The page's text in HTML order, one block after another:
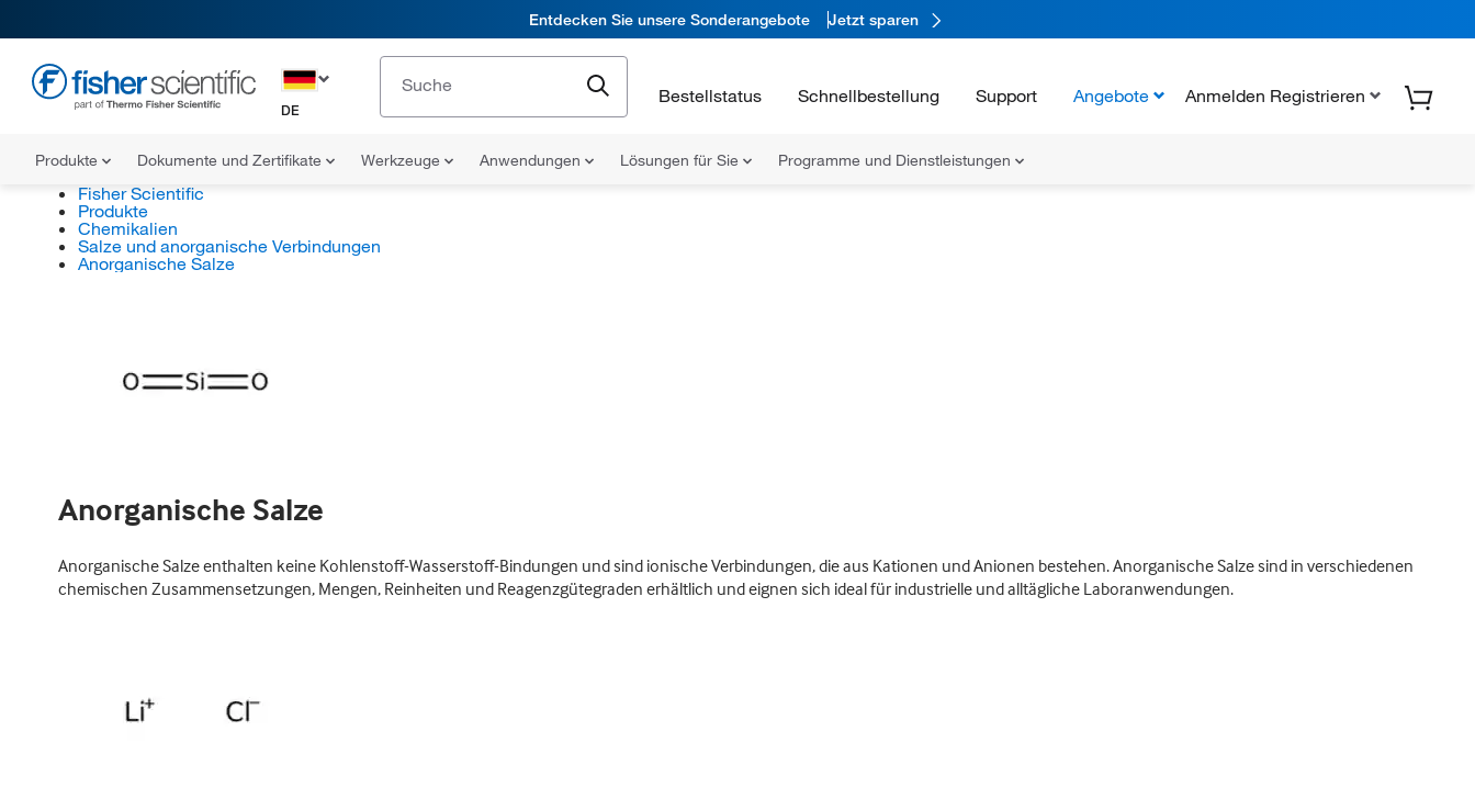
Entdecken Sie unsere Sonderangebote Jetzt sparen
DE
Bestellstatus Schnellbestellung Support Angebote Anmelden Registrieren
Produkte Dokumente und Zertifikate Werkzeuge Anwendungen Lösungen für Sie Programme und Dienstleistungen
Fisher Scientific
Produkte
Chemikalien
Salze und anorganische Verbindungen
Anorganische Salze
Anorganische Salze
Anorganische Salze enthalten keine Kohlenstoff-Wasserstoff-Bindungen und sind ionische Verbindungen, die aus Kationen und Anionen bestehen. Anorganische Salze sind in verschiedenen
chemischen Zusammensetzungen, Mengen, Reinheiten und Reagenzgütegraden erhältlich und eignen sich ideal für industrielle und alltägliche Laboranwendungen.